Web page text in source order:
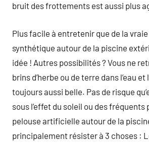
bruit des frottements est aussi plus
Plus facile à entretenir que de la
synthétique autour de la piscine
idée ! Autres possibilités ? Vous ne
brins d’herbe ou de terre dans l’eau et
toujours aussi belle. Pas de risque
sous l’effet du soleil ou des fréquents
pelouse artificielle autour de la
principalement résister à 3 choses :